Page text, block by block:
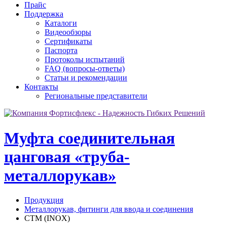
Прайс
Поддержка
Каталоги
Видеообзоры
Сертификаты
Паспорта
Протоколы испытаний
FAQ (вопросы-ответы)
Статьи и рекомендации
Контакты
Региональные представители
Муфта соединительная
цанговая «труба-
металлорукав»
Продукция
Металлорукав, фитинги для ввода и соединения
СТМ (INOX)